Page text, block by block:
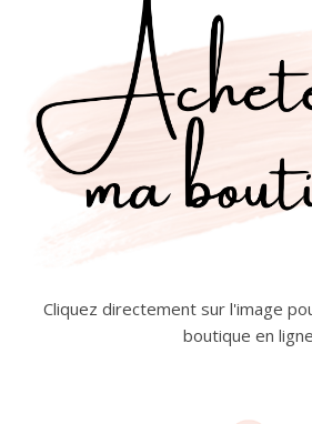
Cliquez directement sur l'image
boutique en ligne